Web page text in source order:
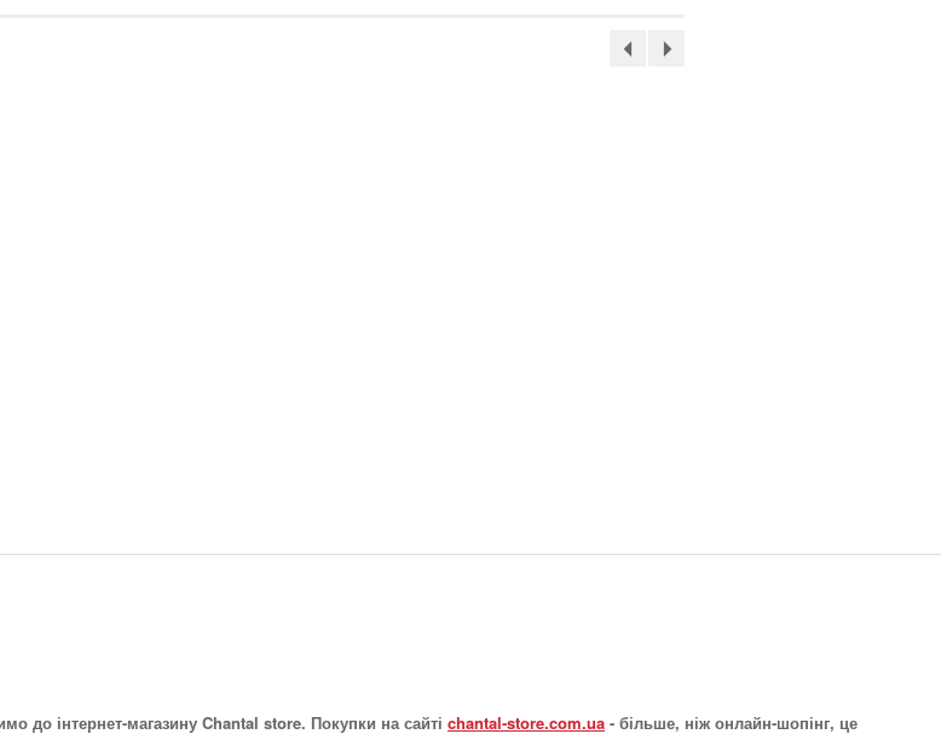
до інтернет-магазину Chantal store. Покупки на сайті chantal-store.com.ua - більше, ніж онлайн-шопінг, це